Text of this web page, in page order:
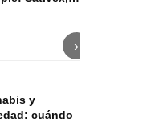
actual
›
y
cuándo